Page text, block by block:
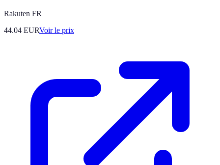
Rakuten FR
44.04 EURVoir le prix